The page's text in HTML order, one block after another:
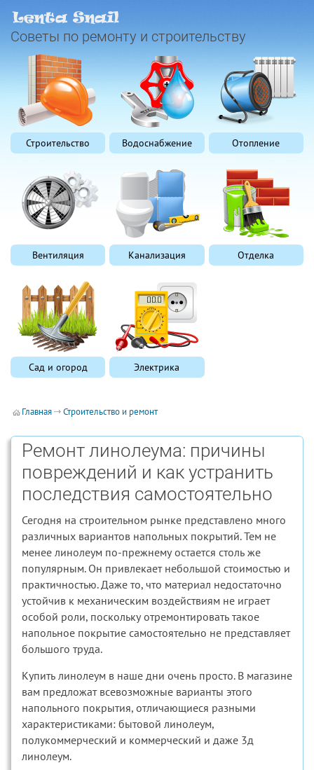
Советы по ремонту и строительству
Строительство Водоснабжение Отопление
Вентиляция Канализация Отделка
Сад и огород Электрика
Главная Строительство и ремонт
Ремонт линолеума: причины
повреждений и как устранить
последствия самостоятельно
Сегодня на строительном рынке представлено много
различных вариантов напольных покрытий. Тем не
менее линолеум по-прежнему остается столь же
популярным. Он привлекает небольшой стоимостью и
практичностью. Даже то, что материал недостаточно
устойчив к механическим воздействиям не играет
особой роли, поскольку отремонтировать такое
напольное покрытие самостоятельно не представляет
большого труда.
Купить линолеум в наше дни очень просто. В магазине
вам предложат всевозможные варианты этого
напольного покрытия, отличающиеся разными
характеристиками: бытовой линолеум,
полукоммерческий и коммерческий и даже 3д
линолеум.